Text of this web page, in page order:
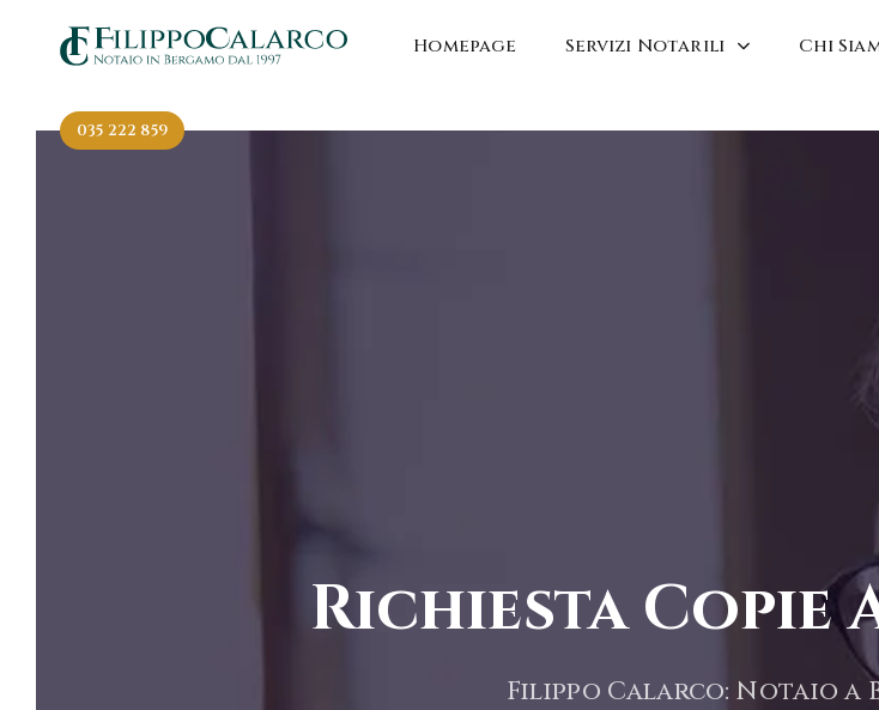
Homepage Servizi Notarili Chi
035 222 859
Richiesta
Filippo Calarco: Notaio a